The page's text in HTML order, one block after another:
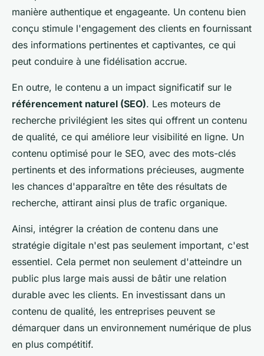
manière authentique et engageante. Un contenu bien
conçu stimule l'engagement des clients en fournissant
des informations pertinentes et captivantes, ce qui
peut conduire à une fidélisation accrue.
En outre, le contenu a un impact significatif sur le
référencement naturel (SEO). Les moteurs de
recherche privilégient les sites qui offrent un contenu
de qualité, ce qui améliore leur visibilité en ligne. Un
contenu optimisé pour le SEO, avec des mots-clés
pertinents et des informations précieuses, augmente
les chances d'apparaître en tête des résultats de
recherche, attirant ainsi plus de trafic organique.
Ainsi, intégrer la création de contenu dans une
stratégie digitale n'est pas seulement important, c'est
essentiel. Cela permet non seulement d'atteindre un
public plus large mais aussi de bâtir une relation
durable avec les clients. En investissant dans un
contenu de qualité, les entreprises peuvent se
démarquer dans un environnement numérique de plus
en plus compétitif.